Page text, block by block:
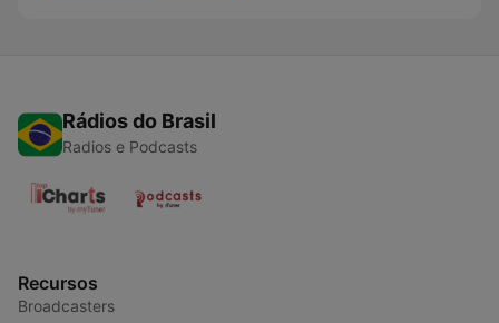
Rádios do Brasil
Radios e Podcasts
Recursos
Broadcasters